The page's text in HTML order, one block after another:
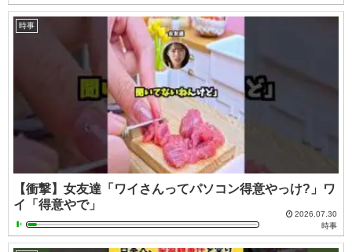
時事
【衝撃】女友達「ワイさんってパソコン得意やっけ?」ワ
イ「得意やで」
2026.07.30
時事